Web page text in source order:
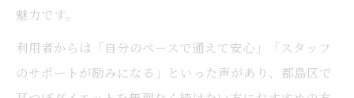
魅力です。
利用者からは「自分のペースで通えて安心」「スタッフ
のサポートが励みになる」といった声があり、都島区で